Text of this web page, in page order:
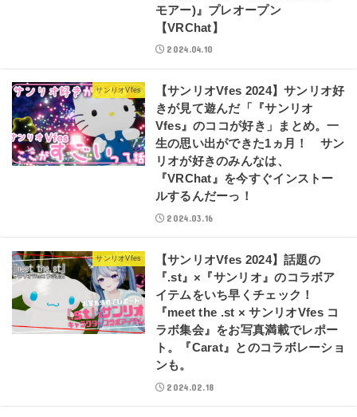
モアー)』プレオープン
【VRChat】
2024.04.10
サンリオVfes
【サンリオVfes 2024】サンリオ好
きが見て遊んだ「『サンリオ
Vfes』のココが好き」まとめ。一
生の思い出ができた1ヵ月！ サン
リオが好きのみんなは、
『VRChat』を今すぐインストー
ルするんだーっ！
2024.03.16
サンリオVfes
【サンリオVfes 2024】話題の
『.st』×『サンリオ』のコラボア
イテムをいち早くチェック！
『meet the .st × サンリオVfes コ
ラボ集会』をお写真満載でレポー
ト。『Carat』とのコラボレーショ
ンも。
2024.02.18